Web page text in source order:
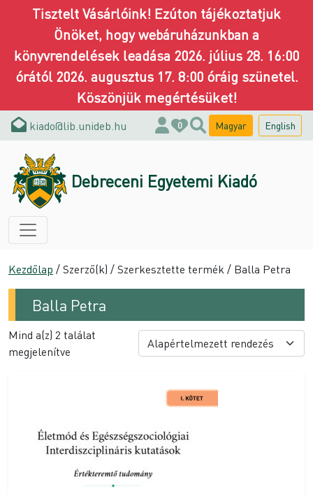
Tisztelt Vásárlóink! Ezúton tájékoztatjuk
Önöket, hogy webáruházunkban a
könyvrendelések leadása 2026. július 28. 16:00
órától 2026. augusztus 17. 8:00 óráig szünetel.
Köszönjük megértésüket!
kiado@lib.unideb.hu 0 Magyar English
Debreceni Egyetemi Kiadó
Kezdőlap / Szerző(k) / Szerkesztette termék / Balla Petra
Balla Petra
Mind a(z) 2 találat
megjelenítve